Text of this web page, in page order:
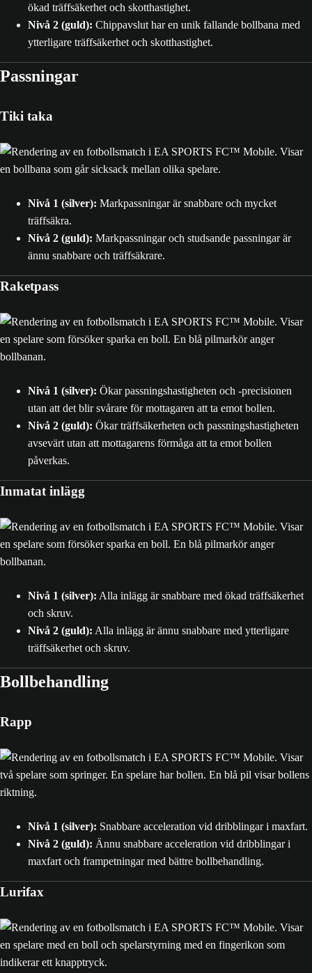
ökad träffsäkerhet och skotthastighet.
Nivå 2 (guld): Chippavslut har en unik fallande bollbana med
ytterligare träffsäkerhet och skotthastighet.
Passningar
Tiki taka
Nivå 1 (silver): Markpassningar är snabbare och mycket
träffsäkra.
Nivå 2 (guld): Markpassningar och studsande passningar är
ännu snabbare och träffsäkrare.
Raketpass
Nivå 1 (silver): Ökar passningshastigheten och -precisionen
utan att det blir svårare för mottagaren att ta emot bollen.
Nivå 2 (guld): Ökar träffsäkerheten och passningshastigheten
avsevärt utan att mottagarens förmåga att ta emot bollen
påverkas.
Inmatat inlägg
Nivå 1 (silver): Alla inlägg är snabbare med ökad träffsäkerhet
och skruv.
Nivå 2 (guld): Alla inlägg är ännu snabbare med ytterligare
träffsäkerhet och skruv.
Bollbehandling
Rapp
Nivå 1 (silver): Snabbare acceleration vid dribblingar i maxfart.
Nivå 2 (guld): Ännu snabbare acceleration vid dribblingar i
maxfart och frampetningar med bättre bollbehandling.
Lurifax